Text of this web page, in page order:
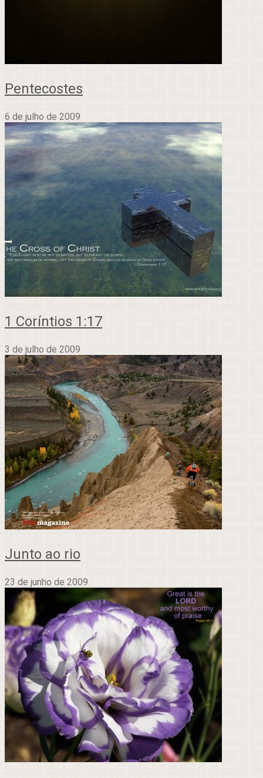
Pentecostes
6 de julho de 2009
1 Coríntios 1:17
3 de julho de 2009
Junto ao rio
23 de junho de 2009